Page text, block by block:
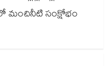
మంచినీటి సంక్షోభం